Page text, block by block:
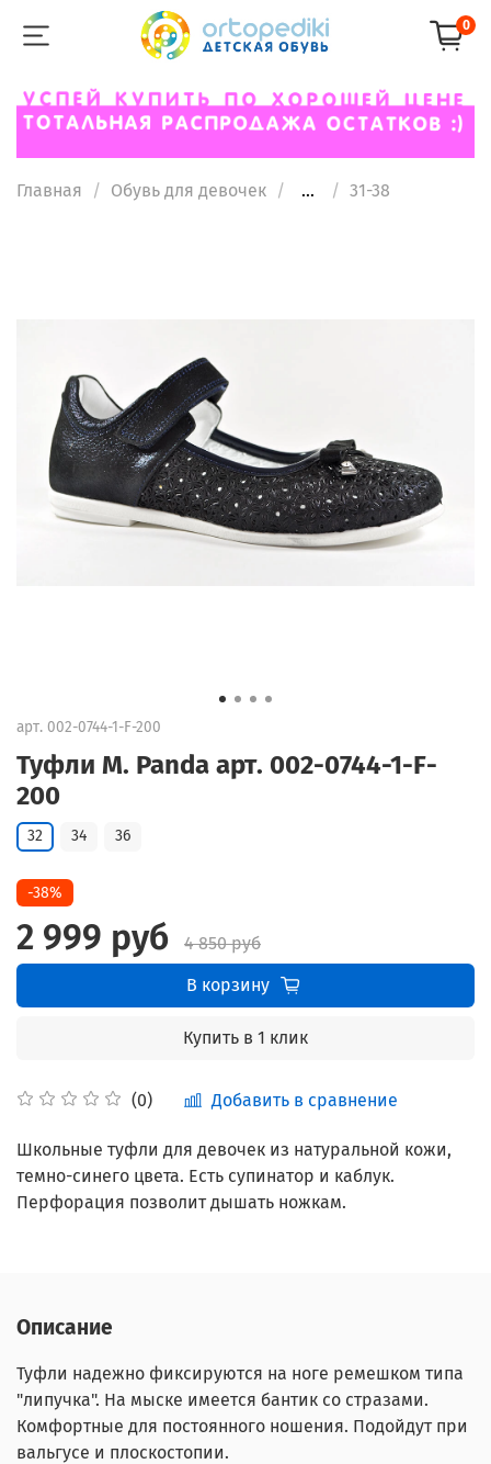
0
Главная Обувь для девочек ... 31-38
арт. 002-0744-1-F-200
Туфли M. Panda арт. 002-0744-1-F-
200
(0) Добавить в сравнение
32 34 36
-38%
2 999 руб
4 850 руб
В корзину
Купить в 1 клик
Школьные туфли для девочек из натуральной кожи,
темно-синего цвета. Есть супинатор и каблук.
Перфорация позволит дышать ножкам.
Описание
Туфли надежно фиксируются на ноге ремешком типа
"липучка". На мыске имеется бантик со стразами.
Комфортные для постоянного ношения. Подойдут при
вальгусе и плоскостопии.